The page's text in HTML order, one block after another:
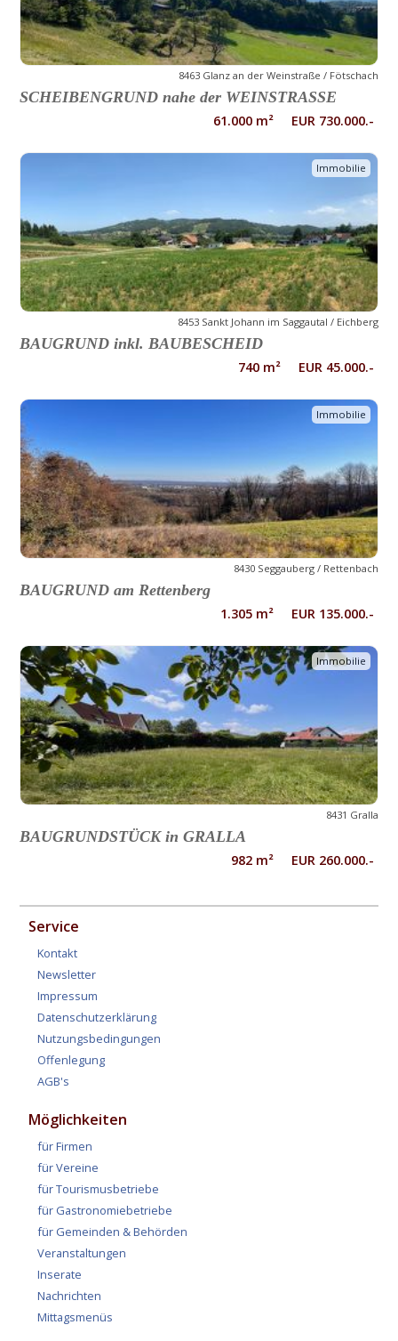
8463 Glanz an der Weinstraße / Fötschach
SCHEIBENGRUND nahe der WEINSTRASSE
61.000 m² EUR 730.000.-
Immobilie
8453 Sankt Johann im Saggautal / Eichberg
BAUGRUND inkl. BAUBESCHEID
740 m² EUR 45.000.-
Immobilie
8430 Seggauberg / Rettenbach
BAUGRUND am Rettenberg
1.305 m² EUR 135.000.-
Immobilie
8431 Gralla
BAUGRUNDSTÜCK in GRALLA
982 m² EUR 260.000.-
Service
Kontakt
Newsletter
Impressum
Datenschutzerklärung
Nutzungsbedingungen
Offenlegung
AGB's
Möglichkeiten
für Firmen
für Vereine
für Tourismusbetriebe
für Gastronomiebetriebe
für Gemeinden & Behörden
Veranstaltungen
Inserate
Nachrichten
Mittagsmenüs